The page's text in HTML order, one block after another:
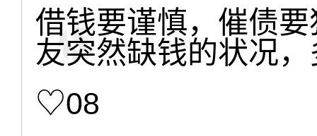
借钱要谨慎，催债
友突然缺钱的状况
♡08